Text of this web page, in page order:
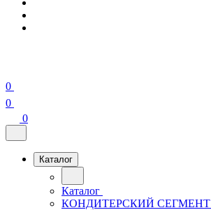
0
0
0
Каталог
Каталог
КОНДИТЕРСКИЙ СЕГМЕНТ